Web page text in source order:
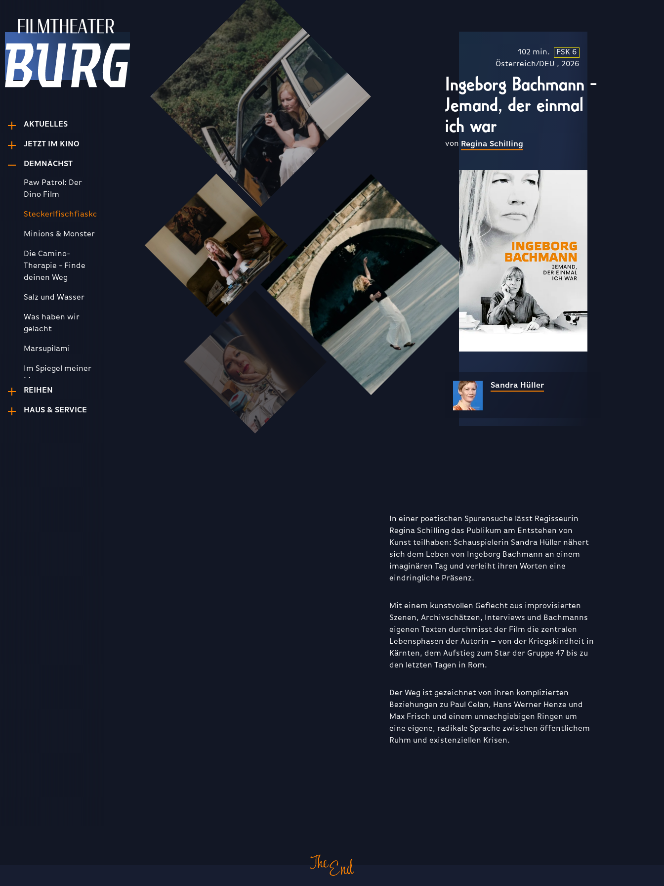
AKTUELLES
JETZT IM KINO
DEMNÄCHST
Paw Patrol: Der
Dino Film
Steckerlfischfiasko
Minions & Monster
Die Camino-
Therapie - Finde
deinen Weg
Salz und Wasser
Was haben wir
gelacht
Marsupilami
Im Spiegel meiner
Mutter
Syrakus
REIHEN
HAUS & SERVICE
102 min.
FSK 6
Österreich/DEU , 2026
Ingeborg Bachmann -
Jemand, der einmal
ich war
von Regina Schilling
Sandra Hüller
In einer poetischen Spurensuche lässt Regisseurin
Regina Schilling das Publikum am Entstehen von
Kunst teilhaben: Schauspielerin Sandra Hüller nähert
sich dem Leben von Ingeborg Bachmann an einem
imaginären Tag und verleiht ihren Worten eine
eindringliche Präsenz.
Mit einem kunstvollen Geflecht aus improvisierten
Szenen, Archivschätzen, Interviews und Bachmanns
eigenen Texten durchmisst der Film die zentralen
Lebensphasen der Autorin – von der Kriegskindheit in
Kärnten, dem Aufstieg zum Star der Gruppe 47 bis zu
den letzten Tagen in Rom.
Der Weg ist gezeichnet von ihren komplizierten
Beziehungen zu Paul Celan, Hans Werner Henze und
Max Frisch und einem unnachgiebigen Ringen um
eine eigene, radikale Sprache zwischen öffentlichem
Ruhm und existenziellen Krisen.